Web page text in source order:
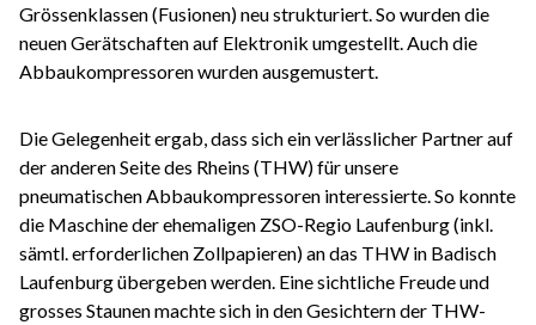
Grössenklassen (Fusionen) neu strukturiert. So wurden die
neuen Gerätschaften auf Elektronik umgestellt. Auch die
Abbaukompressoren wurden ausgemustert.
Die Gelegenheit ergab, dass sich ein verlässlicher Partner auf
der anderen Seite des Rheins (THW) für unsere
pneumatischen Abbaukompressoren interessierte. So konnte
die Maschine der ehemaligen ZSO-Regio Laufenburg (inkl.
sämtl. erforderlichen Zollpapieren) an das THW in Badisch
Laufenburg übergeben werden. Eine sichtliche Freude und
grosses Staunen machte sich in den Gesichtern der THW-